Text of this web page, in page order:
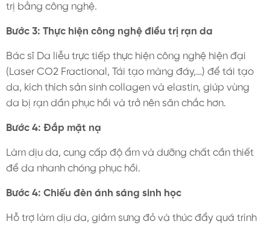
trị bằng công nghệ.
Bước 3: Thực hiện công nghệ điều trị rạn da
Bác sĩ Da liễu trực tiếp thực hiện công nghệ hiện đại
(Laser CO2 Fractional, Tái tạo màng đáy,…) để tái tạo
da, kích thích sản sinh collagen và elastin, giúp vùng
da bị rạn dần phục hồi và trở nên săn chắc hơn.
Bước 4: Đắp mặt nạ
Làm dịu da, cung cấp độ ẩm và dưỡng chất cần thiết
để da nhanh chóng phục hồi.
Bước 4: Chiếu đèn ánh sáng sinh học
Hỗ trợ làm dịu da, giảm sưng đỏ và thúc đẩy quá trình